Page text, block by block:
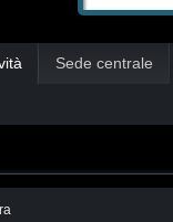
Sede centrale